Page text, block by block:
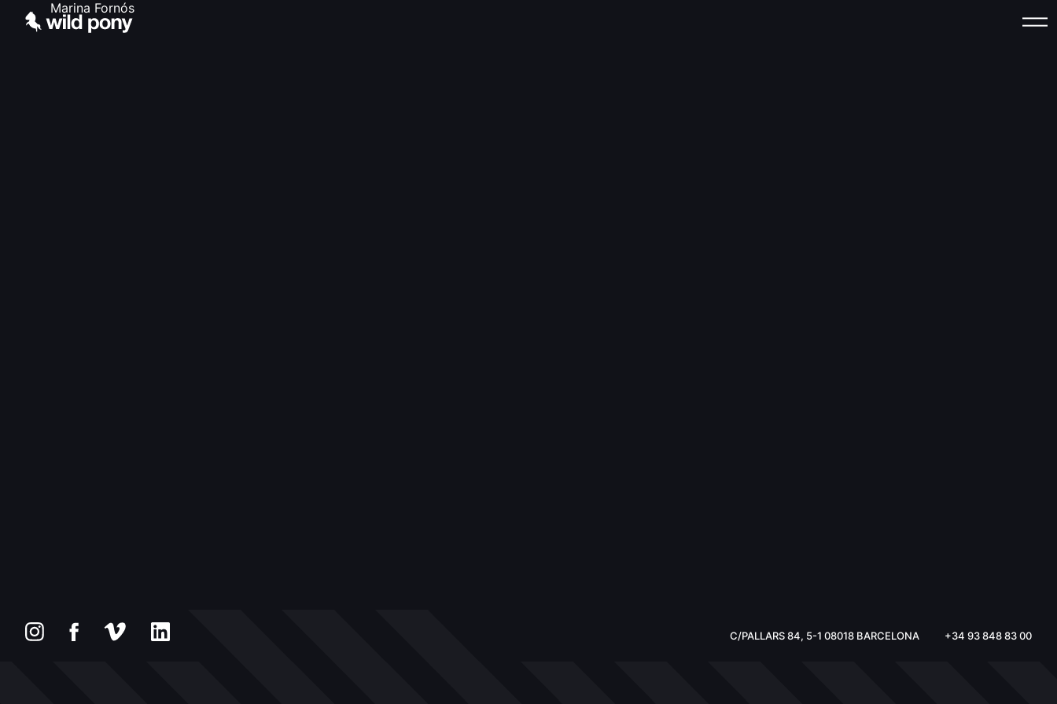
Marina Fornós
C/PALLARS 84, 5-1 08018 BARCELONA +34 93 848 83 00